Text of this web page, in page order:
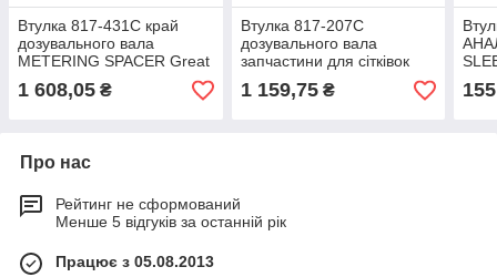
Втулка 817-431C край
дозувального вала
METERING SPACER Great
Plains 817-431C
1 608,05 ₴
Втулка 817-207C
дозувального вала
запчастини для сітківок
Great Plains 817-207С
1 159,75₴
Про нас
Рейтинг не сформований
Менше 5 відгуків за останній рік
Працює з 05.08.2013